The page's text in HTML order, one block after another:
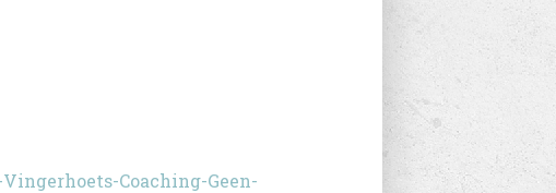
Coaching-Geen-